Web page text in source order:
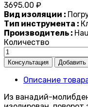
3695.00 ₽
Вид изоляции :
Тип инструмента :
Производитель :
Количество
Описание
Из ванадий-